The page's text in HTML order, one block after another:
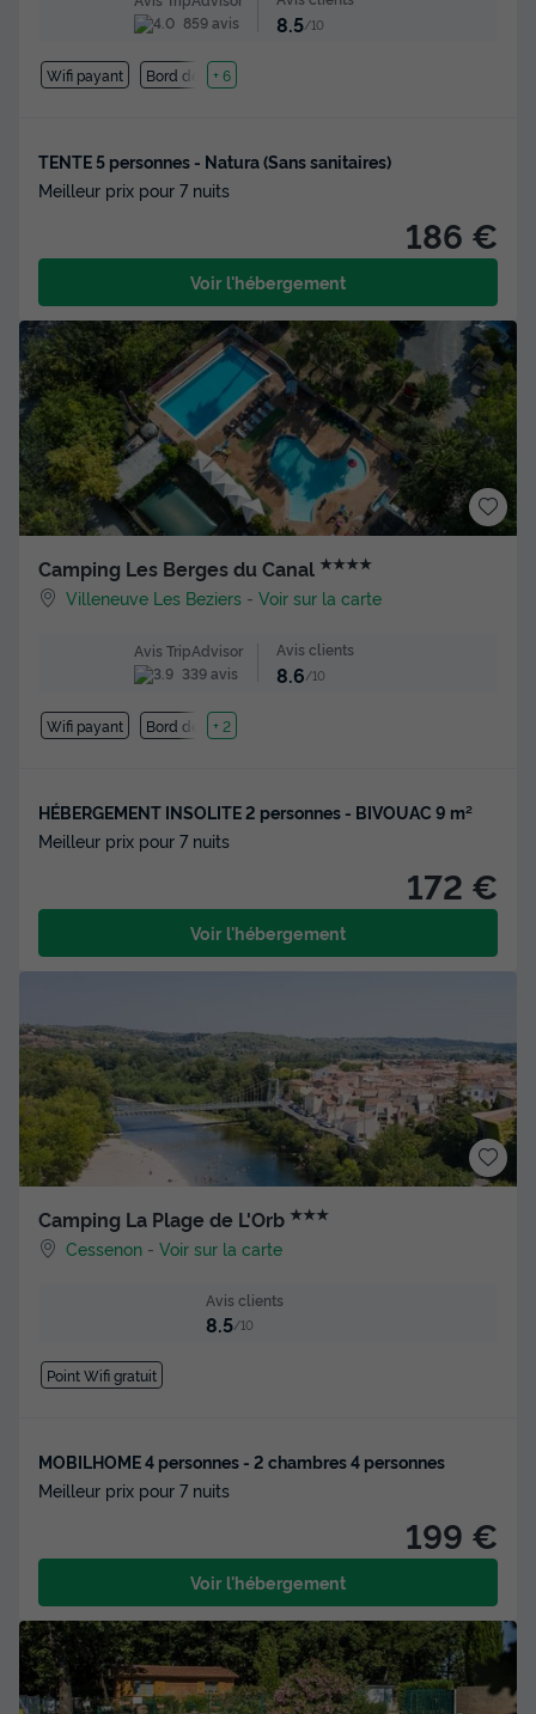
859 avis
8.5/10
Wifi payant Bord de mer
+ 6
TENTE 5 personnes - Natura (Sans sanitaires)
Meilleur prix pour 7 nuits
186 €
Voir l'hébergement
Camping Les Berges du Canal ★★★★
Villeneuve Les Beziers -Voir sur la carte
Avis TripAdvisor
339 avis
Avis clients
8.6 /10
Wifi payant Bord de mer
+ 2
HÉBERGEMENT INSOLITE 2 personnes - BIVOUAC 9 m²
Meilleur prix pour 7 nuits
172 €
Voir l'hébergement
Camping La Plage de L'Orb ★★★
Cessenon -Voir sur la carte
Avis clients
8.5/10
Point Wifi gratuit
MOBILHOME 4 personnes - 2 chambres 4 personnes
Meilleur prix pour 7 nuits
199 €
Voir l'hébergement